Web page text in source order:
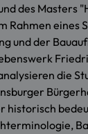
des Masters
Rahmen eines
und der
die
historisch